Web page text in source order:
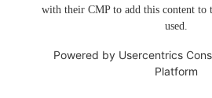
with their CMP to add this content to
used.
Powered by Usercentrics
Platform